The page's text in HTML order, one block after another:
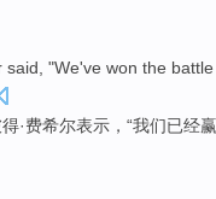
said, "We've won the battle
·费希尔表示 ，“我们已经